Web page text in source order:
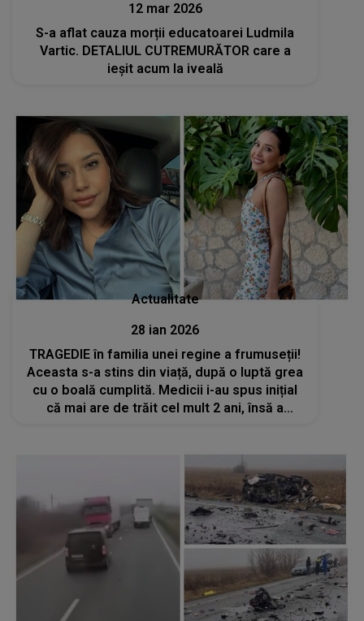
12 mar 2026
S-a aflat cauza morții educatoarei Ludmila
Vartic. DETALIUL CUTREMURĂTOR care a
ieșit acum la iveală
Actualitate
28 ian 2026
TRAGEDIE în familia unei regine a frumuseții!
Aceasta s-a stins din viață, după o luptă grea
cu o boală cumplită. Medicii i-au spus inițial
că mai are de trăit cel mult 2 ani, însă a